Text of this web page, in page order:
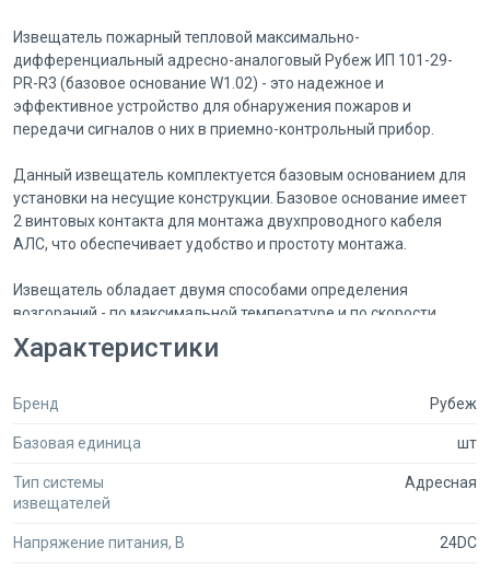
Извещатель пожарный тепловой максимально-
дифференциальный адресно-аналоговый Рубеж ИП 101-29-
PR-R3 (базовое основание W1.02) - это надежное и
эффективное устройство для обнаружения пожаров и
передачи сигналов о них в приемно-контрольный прибор.
Данный извещатель комплектуется базовым основанием для
установки на несущие конструкции. Базовое основание имеет
2 винтовых контакта для монтажа двухпроводного кабеля
АЛС, что обеспечивает удобство и простоту монтажа.
Извещатель обладает двумя способами определения
возгораний - по максимальной температуре и по скорости
нарастания температуры. Он обрабатывает результаты
измерений по специальным алгоритмам и передает сигналы
передает сигнал "Неисправность".
Устройство имеет индикацию режима работы извещателя и
может быть протестировано на работоспособность с помощью
кнопки или специального оптического тестера ОТ-1.
Питание и информационный обмен извещателя
Характеристики
Бренд Рубеж
Базовая единица шт
Тип системы
извещателей
Адресная
Напряжение питания, В 24DC